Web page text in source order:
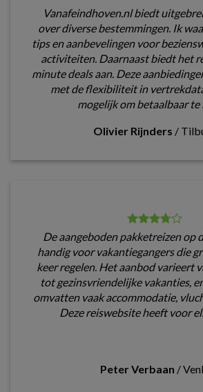
Vanafeindhoven.nl biedt
over diverse bestemmingen. Ik
tips en aanbevelingen voor
activiteiten. Daarnaast biedt het
minute deals aan. Deze
met de flexibiliteit in
mogelijk om betaalbaar te
Olivier Rijnders /
De aangeboden pakketreizen op
handig voor vakantiegangers die
keer regelen. Het aanbod varieert
tot gezinsvriendelijke vakanties,
omvatten vaak accommodatie,
Deze reiswebsite heeft voor
Peter Verbaan /